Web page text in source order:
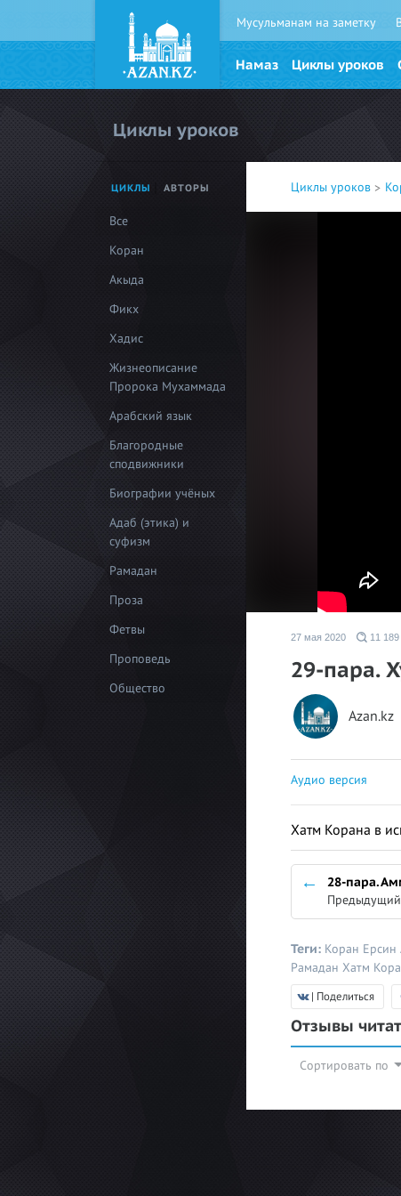
Мусульманам на заметку
Намаз Циклы уроков
Циклы уроков
ЦИКЛЫ АВТОРЫ
Все
Коран
Акыда
Фикх
Хадис
Жизнеописание
Пророка Мухаммада
Арабский язык
Благородные
сподвижники
Биографии учёных
Адаб (этика) и
суфизм
Рамадан
Проза
Фетвы
Проповедь
Общество
Циклы уроков
27 мая 2020 11 189
29-пара.
Azan.kz
Аудио версия
Хатм Корана в
28-пара.
Теги: Коран Ерсин
Рамадан Хатм
| Поделиться
Отзывы
Сортировать по